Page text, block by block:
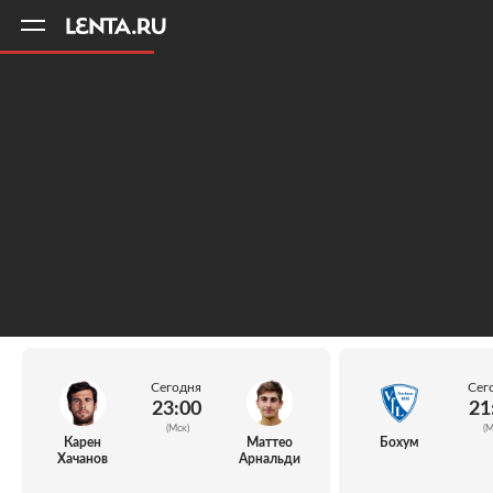
Карен
Хачанов
Сегодня
23:00
(Мск)
Маттео
Арнальди
Бохум